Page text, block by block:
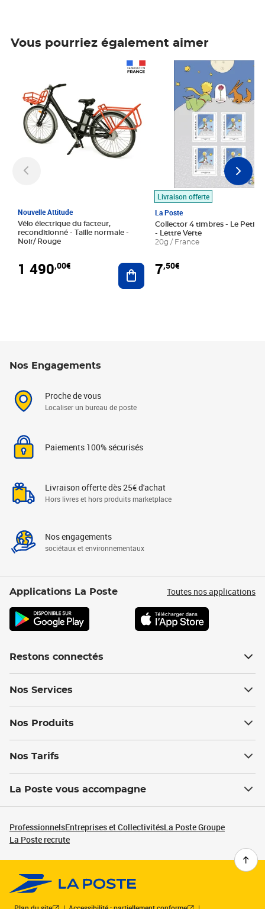
Vous pourriez également aimer
Nouvelle Attitude
Vélo électrique du facteur,
reconditionné - Taille normale -
Noir/ Rouge
1 490,00€ Ajouter au panier
Livraison offerte
La Poste
Collector 4 timbres - Le Petit
- Lettre Verte
20g / France
7,50€
Prix 7,50€
Nos Engagements
Proche de vous
Localiser un bureau de poste
Paiements 100% sécurisés
Livraison offerte dès 25€ d'achat
Hors livres et hors produits marketplace
Nos engagements
sociétaux et environnementaux
Applications La Poste Toutes nos applications
Restons connectés
Nos Services
Nos Produits
Nos Tarifs
La Poste vous accompagne
ProfessionnelsEntreprises et CollectivitésLa Poste Groupe
La Poste recrute